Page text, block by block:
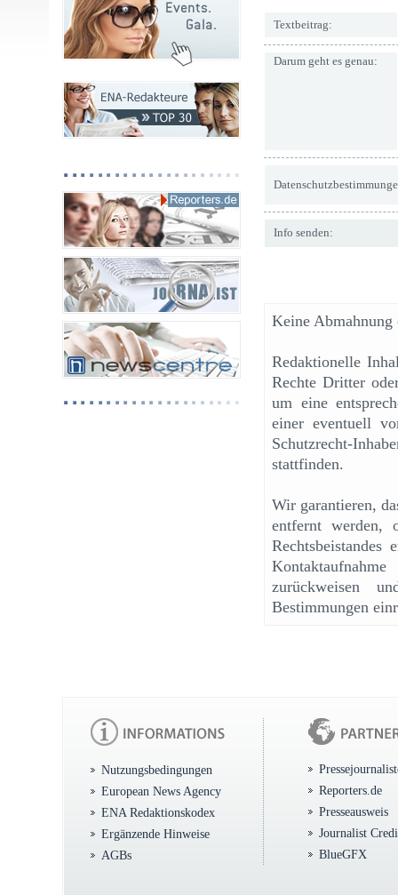
Textbeitrag:
Darum geht es genau:
Info senden:
Keine
Redaktionelle
Rechte Dritter
um eine
einer eventuell
Schutzrecht-
stattfinden.
Wir garantieren,
entfernt werden,
zurückweisen
Bestimmungen
Nutzungsbedingungen
European News Agency
ENA Redaktionskodex
Ergänzende Hinweise
AGBs
Reporters.de
Presseausweis
Journalist
BlueGFX